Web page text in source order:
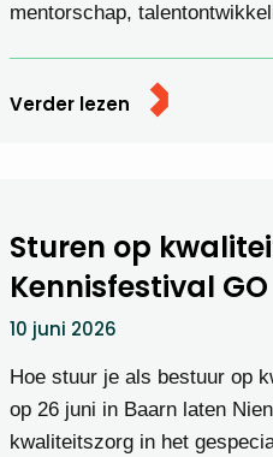
mentorschap,
Verder lezen
Sturen op
Kennisfestival GO
10 juni 2026
Hoe stuur je als bestuur op
op 26 juni in Baarn laten
kwaliteitszorg in het